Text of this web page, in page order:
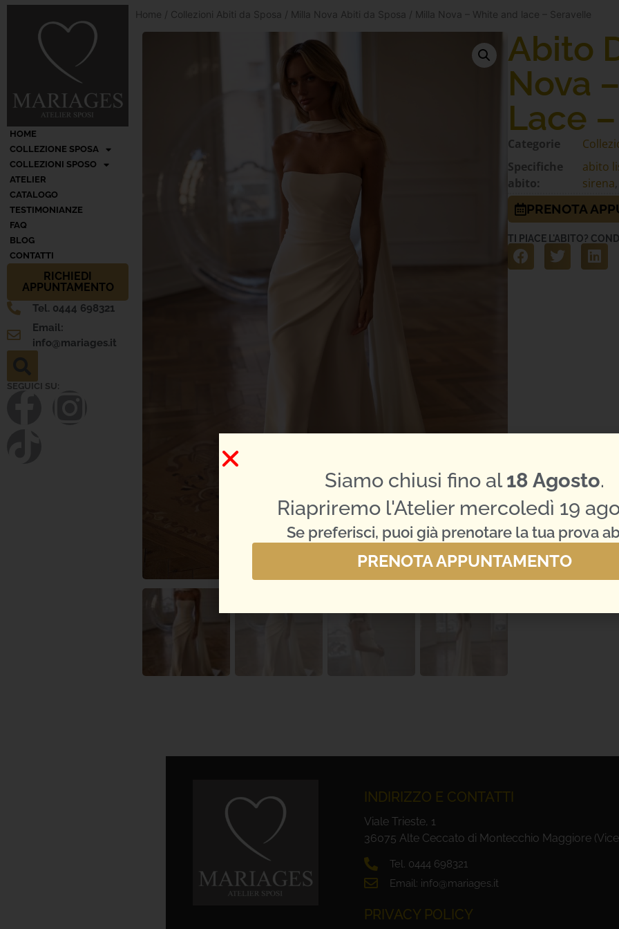
HOME
COLLEZIONE SPOSA
COLLEZIONI SPOSO
ATELIER
CATALOGO
TESTIMONIANZE
FAQ
BLOG
CONTATTI
RICHIEDI
APPUNTAMENTO
Tel. 0444 698321
Email:
info@mariages.it
SEGUICI SU:
Home / Collezioni Abiti da Sposa / Milla Nova Abiti da Sposa / Milla Nova – White and lace – Seravelle
Abito
Nova
Lace
Categorie
Specifiche
abito:
abito
sirena
PRENOTA
TI PIACE L'ABITO?
INDIRIZZO E CONTATTI
Viale Trieste, 1
36075 Alte Ceccato di Montecchio Maggiore
Tel. 0444 698321
Email: info@mariages.it
PRIVACY POLICY
Siamo chiusi fino al18 Agosto.
Riapriremo l'Atelier mercoledì 19
Se preferisci, puoi già prenotare la tua prova
PRENOTA APPUNTAMENTO